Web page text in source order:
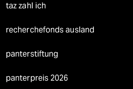
taz zahl ich
recherchefonds ausland
panterstiftung
panterpreis 2026